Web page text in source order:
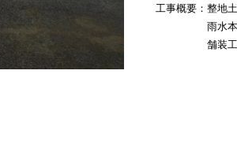
工事概要：整地
雨水本管
舗装工 ２